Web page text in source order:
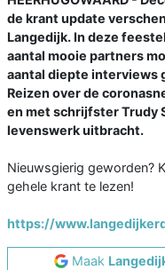
de krant update
Langedijk. In deze
aantal mooie partners
aantal diepte interviews
Reizen over de
en met schrijfster Trudy
levenswerk uitbracht.
Nieuwsgierig geworden?
gehele krant te lezen!
https://
Maak